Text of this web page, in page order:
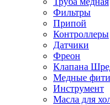
Фильтры
Припой
Контроллеры
Датчики
Фреон
Клапана
Медные
Инструмент
Масла для